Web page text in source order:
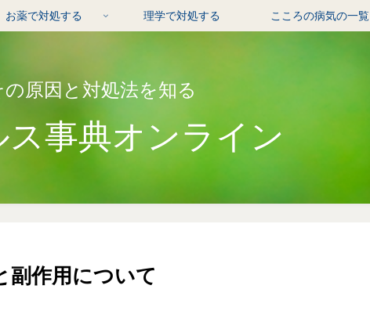
原因と対処法を知る
ス事典オンライン
お薬で対処する 理学で対処する こころの病気の一覧
副作用について